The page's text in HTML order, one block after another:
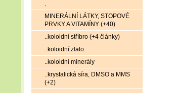
.
MINERÁLNÍ LÁTKY, STOPOVÉ
PRVKY A VITAMÍNY (+40)
..koloidní stříbro (+4 články)
..koloidní zlato
..koloidní minerály
..krystalická síra, DMSO a MMS
(+2)